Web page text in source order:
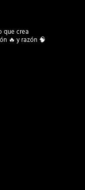
que crea
🔥 y razón 🧠